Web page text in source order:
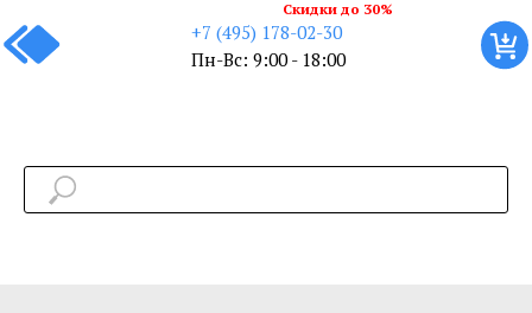
+7 (495) 178-02-30
Пн-Вс: 9:00 - 18:00
Скидки до 30%